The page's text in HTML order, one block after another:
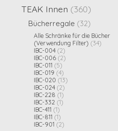
TEAK Innen (360)
Bücherregale (32)
Alle Schränke für die Bücher
(Verwendung Filter) (34)
IBC-004 (2)
IBC-006 (2)
IBC-011 (5)
IBC-019 (4)
IBC-020 (13)
IBC-024 (2)
IBC-228 (1)
IBC-332 (1)
IBC-411 (1)
IBC-811 (1)
IBC-901 (2)